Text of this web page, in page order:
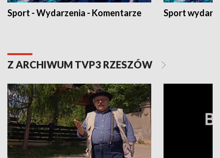
Sport - Wydarzenia - Komentarze Sport
Z ARCHIWUM TVP3 RZESZÓW